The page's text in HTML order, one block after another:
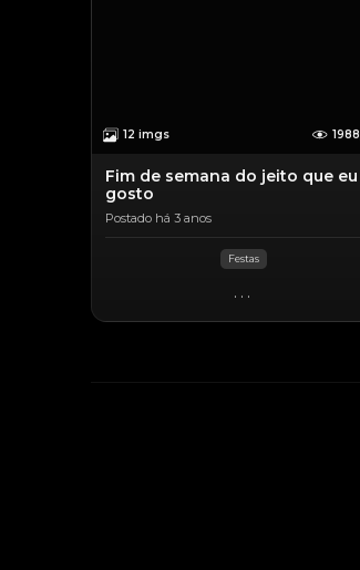
12 imgs 1988
Fim de semana do jeito que eu
gosto
Postado há 3 anos
Festas
...